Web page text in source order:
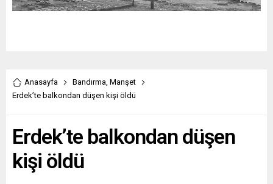
Anasayfa Bandırma, Manşet
Erdek’te balkondan düşen kişi öldü
Erdek’te balkondan düşen
kişi öldü